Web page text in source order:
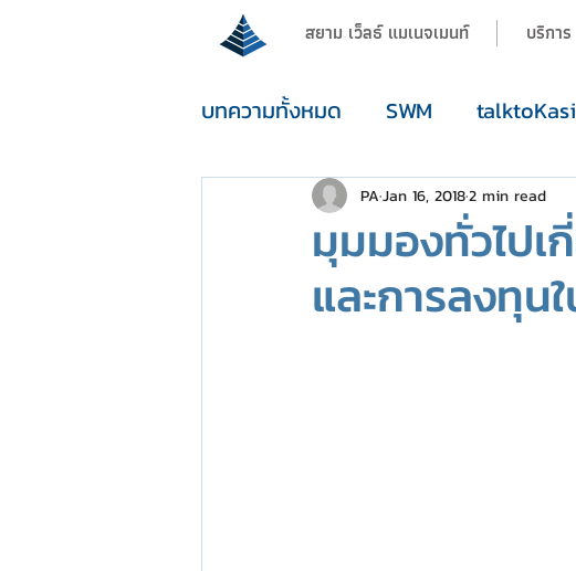
สยาม เว็ลธ์ แมเนจเมนท์ บริการ
บทความทั้งหมด SWM
enouGh
มุมมองทั่วไปเ
และการลงทุ
PAJan 16, 20182 min read